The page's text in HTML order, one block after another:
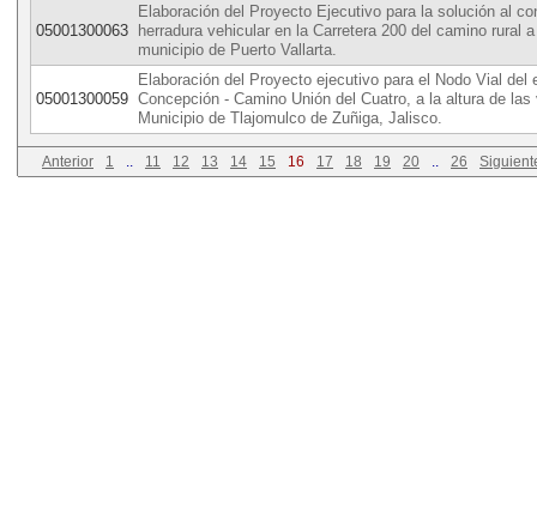
05001300063
Elaboración del Proyecto Ejecutivo para la solución al
herradura vehicular en la Carretera 200 del camino rural
municipio de Puerto Vallarta.
05001300059
Elaboración del Proyecto ejecutivo para el Nodo Vial del
Concepción - Camino Unión del Cuatro, a la altura de
Municipio de Tlajomulco de Zuñiga, Jalisco.
Anterior 1 11 12 13 14 15 16 17 18 19 20 26